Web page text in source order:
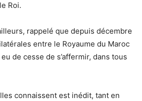
Roi.
rappelé que depuis décembre
entre le Royaume du Maroc
eu de cesse de s’affermir, dans tous
connaissent est inédit, tant en